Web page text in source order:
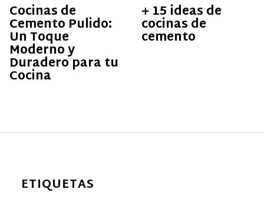
Cocinas de
Cemento Pulido:
Un Toque
Moderno y
Duradero para tu
Cocina
+ 15 ideas de
cocinas de
cemento
ETIQUETAS